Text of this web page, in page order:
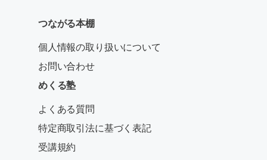
つながる本棚
個人情報の取り扱いについて
お問い合わせ
めくる塾
よくある質問
特定商取引法に基づく表記
受講規約